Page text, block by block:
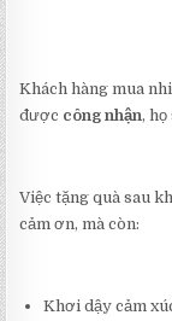
Khách hàng mua
được công nhận, họ
Việc tặng quà sau
cảm ơn, mà còn:
Khơi dậy cảm